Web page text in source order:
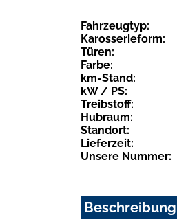
Fahrzeugtyp:
Karosserieform:
Türen:
Farbe:
km-Stand:
kW / PS:
Treibstoff:
Hubraum:
Standort:
Lieferzeit:
Unsere Nummer: